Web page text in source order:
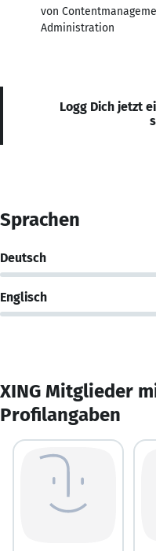
von
Administration
Logg Dich jetzt
Sprachen
Deutsch
Englisch
XING Mitglieder
Profilangaben